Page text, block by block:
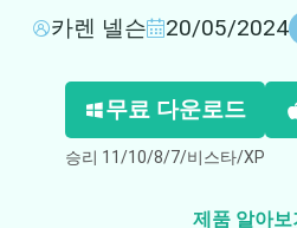
DVD 복사
카렌 넬슨 20/05/2024
무료 다운로드
승리 11/10/8/7/비스타/XP
제품 알아보